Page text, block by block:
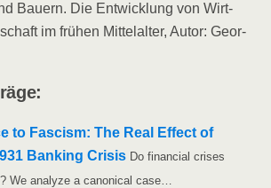
Bau­ern. Die Ent­wick­lung von Wirt­
im frü­hen Mit­tel­al­ter, Autor: Geor­
to Fascism: The Real Effect of
Ban­king Cri­sis Do finan­cial cri­ses
We ana­ly­ze a cano­ni­cal case…